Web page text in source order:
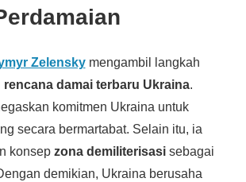
Zelenskymengambil langkah
rencana damai terbaru Ukraina.
komitmen Ukraina untuk
secara bermartabat. Selain itu, ia
konsep zona demiliterisasisebagai
demikian, Ukraina berusaha